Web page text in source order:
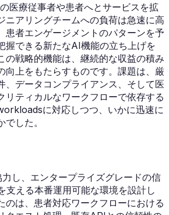
医療従事者や患者へとサービスを拡
ニアリングチームへの負荷は急速に高
患者エンゲージメントのパターンを予
握できる新たなAI機能の立ち上げを
の戦略的機能は、継続的な収益の積み
向上をもたらすものです。課題は、厳
、データコンプライアンス、そして医
リティカルなワークフローで依存する
に対応しつつ、いかに迅速に
した。
し、エンタープライズグレードの信
支える本番運用可能な環境を設計し
のは、患者対応ワークフローにおける